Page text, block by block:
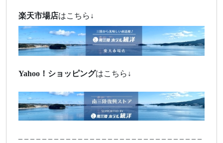
楽天市場店はこちら↓
Yahoo！ ショッピングはこちら↓
– – – – – – – – – – – – – – – – – – – – – – – – – – – – – – –